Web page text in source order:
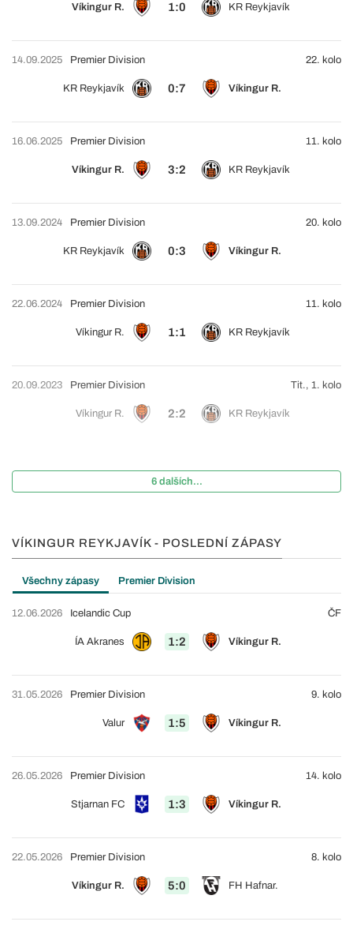
Víkingur R. 1:0 KR Reykjavík
14.09.2025
KR Reykjavík 0:7 Víkingur R.
Premier Division 22. kolo
16.06.2025
Víkingur R. 3:2 KR Reykjavík
Premier Division 11. kolo
13.09.2024
KR Reykjavík 0:3 Víkingur R.
Premier Division 20. kolo
22.06.2024
Víkingur R. 1:1 KR Reykjavík
Premier Division 11. kolo
20.09.2023
Víkingur R. 2:2 KR Reykjavík
Premier Division Tit., 1. kolo
6 dalších...
VÍKINGUR REYKJAVÍK - POSLEDNÍ ZÁPASY
Všechny zápasy Premier Division
12.06.2026
ÍA Akranes 1:2 Víkingur R.
Icelandic Cup ČF
31.05.2026
Valur 1:5 Víkingur R.
Premier Division 9. kolo
26.05.2026
Stjarnan FC 1:3 Víkingur R.
Premier Division 14. kolo
22.05.2026
Víkingur R. 5:0 FH Hafnar.
Premier Division 8. kolo